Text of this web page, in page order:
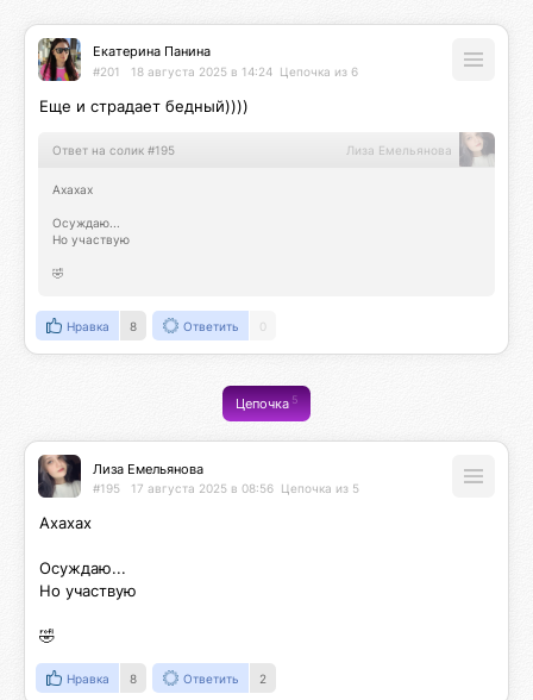
Екатерина Панина
#201 18 августа 2025 в 14:24 Цепочка из 6
Еще и страдает бедный))))
Ответ на солик #195 Лиза Емельянова
Ахахах
Осуждаю...
Но участвую
🤣
Нравка 8 Ответить 0
Цепочка5
Лиза Емельянова
#195 17 августа 2025 в 08:56 Цепочка из 5
Ахахах
Осуждаю...
Но участвую
🤣
Нравка 8 Ответить 2